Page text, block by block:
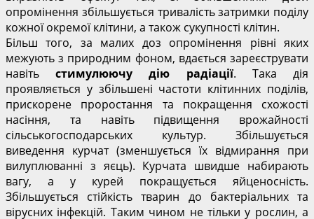
опромінення збільшується тривалість затримки поділу
кожної окремої клітини, а також сукупності клітин.
Більш того, за малих доз опромінення рівні яких
межують з природним фоном, вдається зареєструвати
навітьстимулюючу дію радіації. Така дія
проявляється у збільшені частоти клітинних поділів,
прискорене проростання та покращення схожості
насіння, та навіть підвищення врожайності
сільськогосподарських культур. Збільшується
виведення курчат (зменшується їх відмирання при
вилуплюванні з яєць). Курчата швидше набирають
вагу, а у курей покращується яйценосність.
Збільшується стійкість тварин до бактеріальних та
вірусних інфекцій. Таким чином не тільки у рослин, а